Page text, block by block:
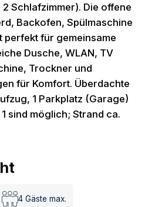
Schlafzimmer). Die offene
Backofen, Spülmaschine
perfekt für gemeinsame
Dusche, WLAN, TV
Trockner und
für Komfort. Überdachte
1 Parkplatz (Garage)
sind möglich; Strand ca.
4 Gäste max.